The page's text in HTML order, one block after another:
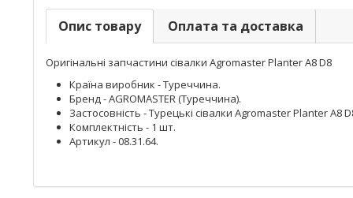
Опис товару Оплата та доставка
Оригінальні запчастини сівалки Agromaster Planter A8 D8
Країна виробник - Туреччина.
Бренд - AGROMASTER (Туреччина).
Застосовність - Турецькі сівалки Agromaster Planter A8
Комплектність - 1 шт.
Артикул - 08.31.64.